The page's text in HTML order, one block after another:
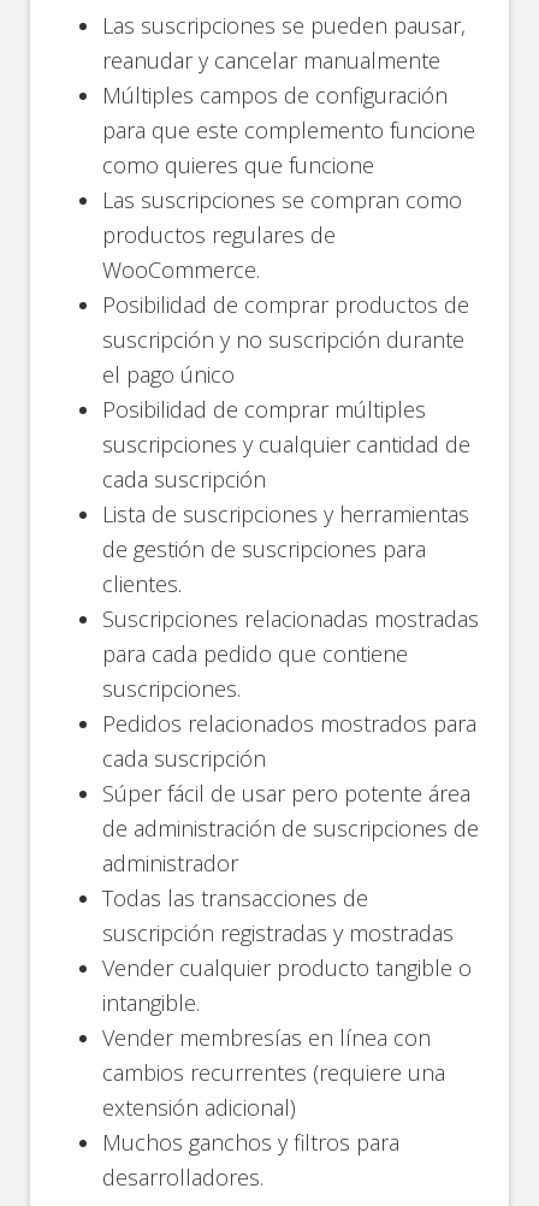
Las suscripciones se pueden pausar,
reanudar y cancelar manualmente
Múltiples campos de configuración
para que este complemento funcione
como quieres que funcione
Las suscripciones se compran como
productos regulares de
WooCommerce.
Posibilidad de comprar productos de
suscripción y no suscripción durante
el pago único
Posibilidad de comprar múltiples
suscripciones y cualquier cantidad de
cada suscripción
Lista de suscripciones y herramientas
de gestión de suscripciones para
clientes.
Suscripciones relacionadas mostradas
para cada pedido que contiene
suscripciones.
Pedidos relacionados mostrados para
cada suscripción
Súper fácil de usar pero potente área
de administración de suscripciones de
administrador
Todas las transacciones de
suscripción registradas y mostradas
Vender cualquier producto tangible o
intangible.
Vender membresías en línea con
cambios recurrentes (requiere una
extensión adicional)
Muchos ganchos y filtros para
desarrolladores.